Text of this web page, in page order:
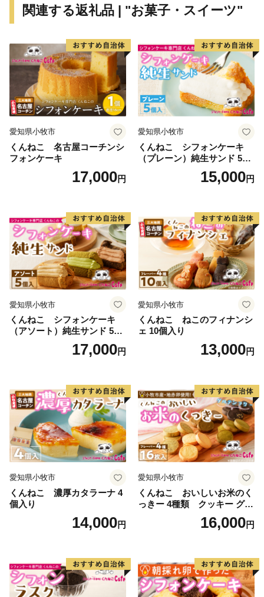
キング１位にも選ばれた【千里浜なぎさドライブウェ
砂浜を自動車等で走行できる貴重な場所です。
近年では、ＪＡ・市・移住者らが一緒になって、安全安
心な食の生産地を目指して【無農薬】【無肥料】【無除
草剤】による自然栽培農業に取り組んでいます。
関連する返礼品 | "お菓子・スイーツ"
愛知県小牧市
くんねこ 名古屋コーチンシ
フォンケーキ
17,000円
愛知県小牧市
くんねこ シフォンケーキ
（プレーン）純生サンド 5個
15,000円
愛知県小牧市
くんねこ シフォンケーキ
（アソート）純生サンド 5個
17,000円
愛知県小牧市
くんねこ ねこのフィナンシ
ェ 10個入り
13,000円
愛知県小牧市
くんねこ 濃厚カタラーナ 4
個入り
14,000円
愛知県小牧市
くんねこ おいしいお米のく
っきー 4種類 クッキー グル
16,000円